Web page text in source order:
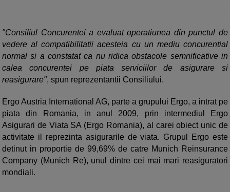
"Consiliul Concurentei a evaluat operatiunea din punctul de
vedere al compatibilitatii acesteia cu un mediu concurential
normal si a constatat ca nu ridica obstacole semnificative in
calea concurentei pe piata serviciilor de asigurare si
reasigurare", spun reprezentantii Consiliului.
Ergo Austria International AG, parte a grupului Ergo, a intrat pe
piata din Romania, in anul 2009, prin intermediul Ergo
Asigurari de Viata SA (Ergo Romania), al carei obiect unic de
activitate il reprezinta asigurarile de viata. Grupul Ergo este
detinut in proportie de 99,69% de catre Munich Reinsurance
Company (Munich Re), unul dintre cei mai mari reasiguratori
mondiali.